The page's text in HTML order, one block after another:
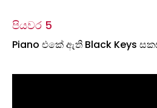
පියවර 5
Piano එකේ ඇති Black Keys